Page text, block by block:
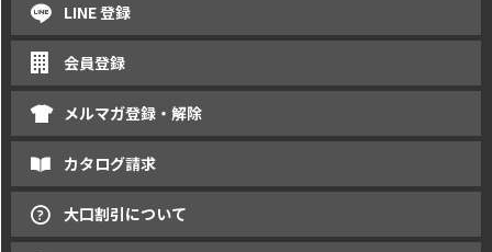
LINE 登録
会員登録
メルマガ登録・解除
カタログ請求
大口割引について